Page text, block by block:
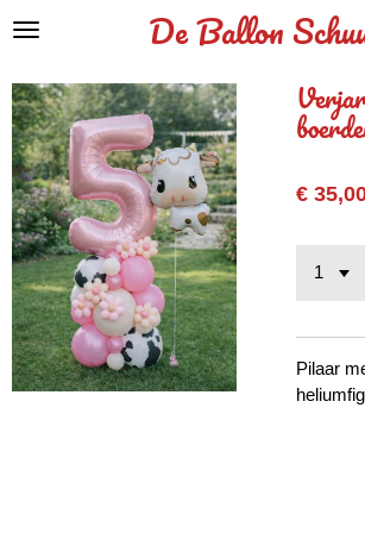
Ga
de
hoofdinhoud
De Ballon
€
Pilaar